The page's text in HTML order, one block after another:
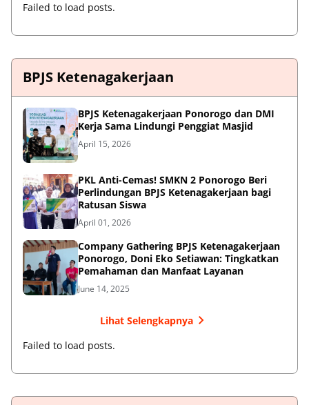
Failed to load posts.
BPJS Ketenagakerjaan
BPJS Ketenagakerjaan Ponorogo dan DMI
Kerja Sama Lindungi Penggiat Masjid
April 15, 2026
PKL Anti-Cemas! SMKN 2 Ponorogo Beri
Perlindungan BPJS Ketenagakerjaan bagi
Ratusan Siswa
April 01, 2026
Company Gathering BPJS Ketenagakerjaan
Ponorogo, Doni Eko Setiawan: Tingkatkan
Pemahaman dan Manfaat Layanan
June 14, 2025
Lihat Selengkapnya
Failed to load posts.